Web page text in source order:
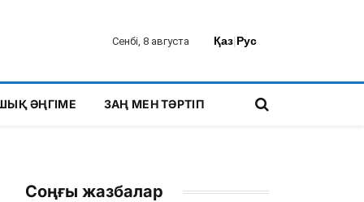
Сенбі, 8 августа Қаз|Рус
ӘҢГІМЕ ЗАҢ МЕН ТӘРТІП
Соңғы жазбалар